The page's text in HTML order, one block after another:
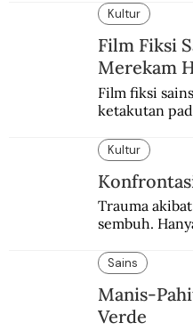
dengan
rasa keadilan.
Kultur
Film Fiksi
Merekam
Film fiksi
ketakutan
Kultur
Trauma
sembuh.
Sains
Manis-
Verde